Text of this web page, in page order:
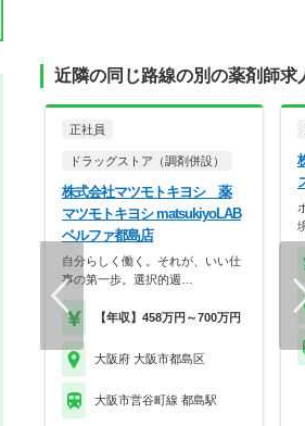
近隣の同じ路線の別の薬剤師求
正社員
ドラッグストア（調剤併設）
株式会社マツモトキヨシ 薬
マツモトキヨシ matsukiyoLAB
ベルファ都島店
自分らしく働く。それが、いい仕
事の第一歩。選択的週…
【年収】458万円～700万円
大阪府 大阪市都島区
大阪市営谷町線 都島駅